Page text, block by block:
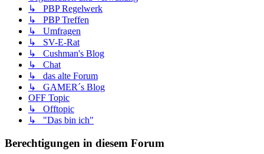
↳ PBP Regelwerk
↳ PBP Treffen
↳ Umfragen
↳ SV-E-Rat
↳ Cushman's Blog
↳ Chat
↳ das alte Forum
↳ GAMER´s Blog
OFF Topic
↳ Offtopic
↳ "Das bin ich"
Berechtigungen in diesem Forum